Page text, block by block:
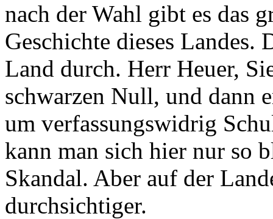
nach der Wahl gibt es das
Geschichte dieses Landes.
Land durch. Herr Heuer,
schwarzen Null, und dann
um verfassungswidrig
kann man sich hier nur so
Skandal. Aber auf der
durchsichtiger.